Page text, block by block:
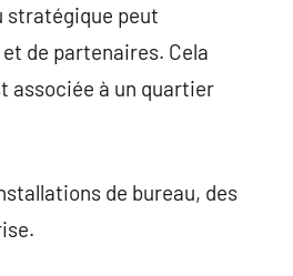
stratégique peut
de partenaires. Cela
associée à un quartier
de bureau, des